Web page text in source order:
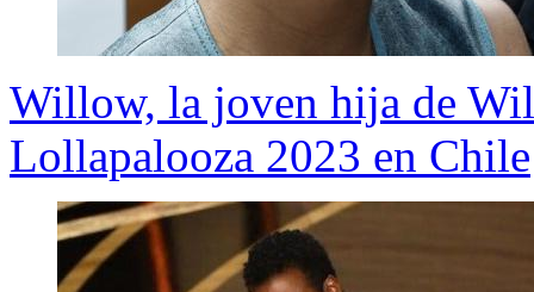
Willow, la joven hija de
Lollapalooza 2023 en Chile